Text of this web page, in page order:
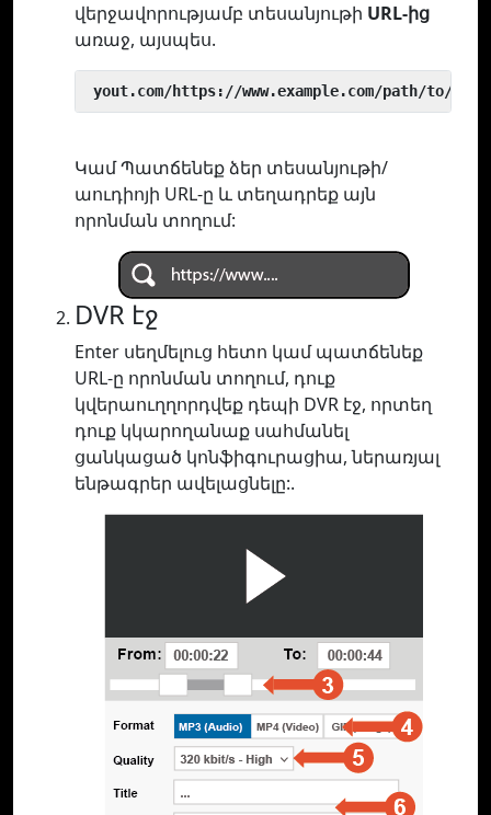
վերջավորությամբ տեսանյութի URL-ից
առաջ, այսպես.
yout.com/https://www.example.com/path/to/
Կամ Պատճենեք ձեր տեսանյութի/
աուդիոյի URL-ը և տեղադրեք այն
որոնման տողում:
DVR էջ
Enter սեղմելուց հետո կամ պատճենեք
URL-ը որոնման տողում, դուք
կվերաուղղորդվեք դեպի DVR էջ, որտեղ
դուք կկարողանաք սահմանել
ցանկացած կոնֆիգուրացիա, ներառյալ
ենթագրեր ավելացնելը:.